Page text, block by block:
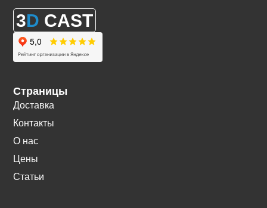
3D CAST
Страницы
Доставка
Контакты
О нас
Цены
Статьи